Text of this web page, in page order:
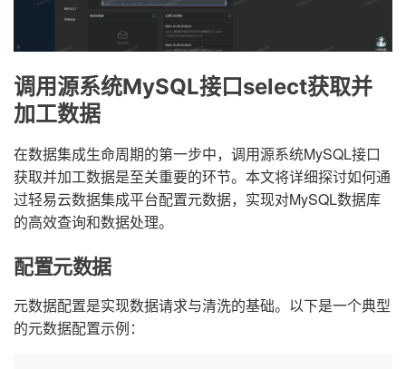
调用源系统MySQL接口select获取并
加工数据
在数据集成生命周期的第一步中，调用源系统MySQL接口
获取并加工数据是至关重要的环节。本文将详细探讨如何通
过轻易云数据集成平台配置元数据，实现对MySQL数据库
的高效查询和数据处理。
配置元数据
元数据配置是实现数据请求与清洗的基础。以下是一个典型
的元数据配置示例：